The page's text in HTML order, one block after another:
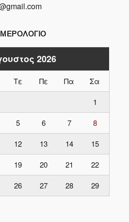
2026
Τε Πε Πα Σα
1
5 6 7 8
12 13 14 15
19 20 21 22
26 27 28 29